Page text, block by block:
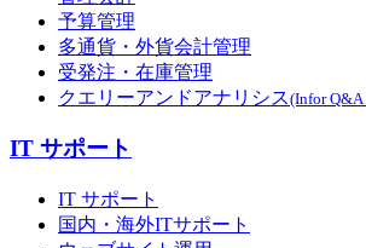
予算管理
多通貨・外貨会計管理
受発注・在庫管理
クエリーアンドアナリシス(Infor
IT サポート
IT サポート
国内・海外ITサポート